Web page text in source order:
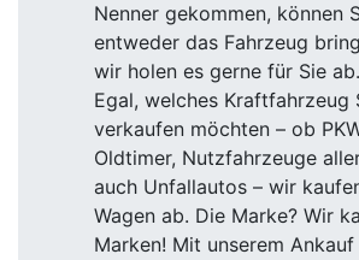
Nenner gekommen, können
entweder das Fahrzeug
wir holen es gerne für Sie ab.
Egal, welches Kraftfahrzeug
verkaufen möchten – ob
Oldtimer, Nutzfahrzeuge
auch Unfallautos – wir
Wagen ab. Die Marke? Wir
Marken! Mit unserem